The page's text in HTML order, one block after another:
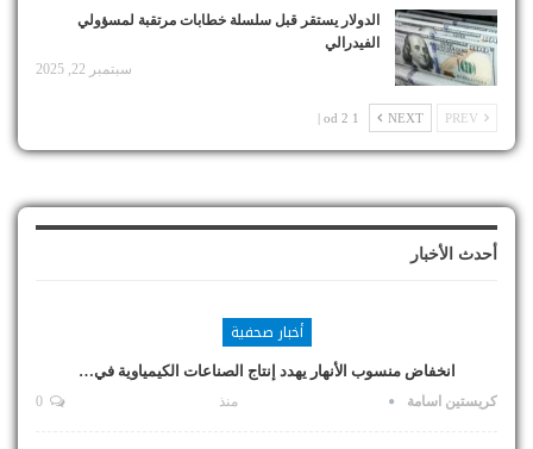
الدولار يستقر قبل سلسلة خطابات مرتقبة لمسؤولي
الفيدرالي
سبتمبر 22, 2025
NEXT
1 od 2 |
أحدث الأخبار
أخبار صحفية
انخفاض منسوب الأنهار يهدد إنتاج الصناعات الكيمياوية في…
كريستين اسامة منذ